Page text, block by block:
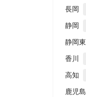
長岡
静岡
静岡
香川
高知
鹿児島